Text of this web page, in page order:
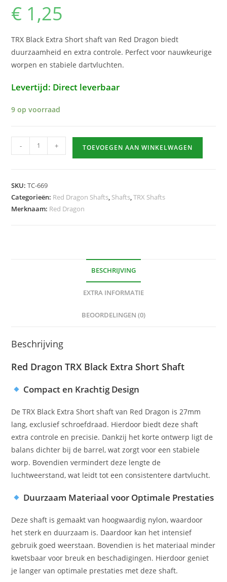
€ 1,25
TRX Black Extra Short shaft van Red Dragon biedt
duurzaamheid en extra controle. Perfect voor nauwkeurige
worpen en stabiele dartvluchten.
Levertijd: Direct leverbaar
9 op voorraad
Black
hoeveelheid
- + TOEVOEGEN AAN WINKELWAGEN
SKU:TC-669
Categorieën: Red Dragon Shafts, Shafts,TRX Shafts
Merknaam: Red Dragon
BESCHRIJVING
EXTRA INFORMATIE
BEOORDELINGEN (0)
Beschrijving
Red Dragon TRX Black Extra Short Shaft
Compact en Krachtig Design
De TRX Black Extra Short shaft van Red Dragon is 27mm
lang, exclusief schroefdraad. Hierdoor biedt deze shaft
extra controle en precisie. Dankzij het korte ontwerp ligt de
balans dichter bij de barrel, wat zorgt voor een stabiele
worp. Bovendien vermindert deze lengte de
luchtweerstand, wat leidt tot een consistentere dartvlucht.
Duurzaam Materiaal voor Optimale Prestaties
Deze shaft is gemaakt van hoogwaardig nylon, waardoor
het sterk en duurzaam is. Daardoor kan het intensief
gebruik goed weerstaan. Bovendien is het materiaal minder
kwetsbaar voor breuk en beschadigingen. Hierdoor geniet
je langer van optimale prestaties met deze shaft.